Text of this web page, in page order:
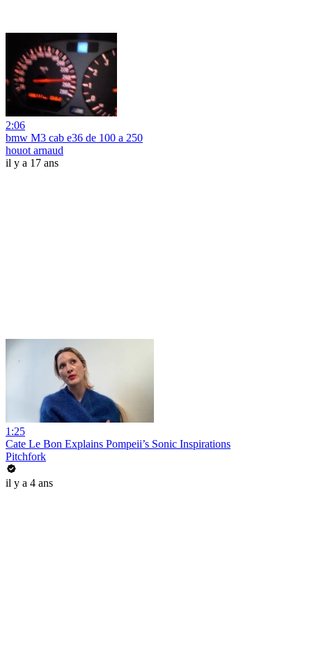
2:06
bmw M3 cab e36 de 100 a 250
houot arnaud
il y a 17 ans
1:25
Cate Le Bon Explains Pompeii’s Sonic Inspirations
Pitchfork
il y a 4 ans